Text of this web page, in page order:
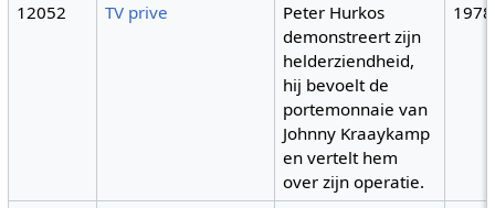
12052 TV prive
Peter Hurkos
demonstreert zijn
helderziendheid,
hij bevoelt de
portemonnaie van
Johnny Kraaykamp
en vertelt hem
over zijn operatie.
1978